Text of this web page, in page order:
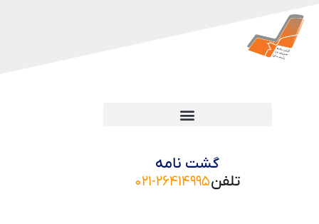
گشت نامه
تلفن۰۲۱-۲۶۴۱۴۹۹۵